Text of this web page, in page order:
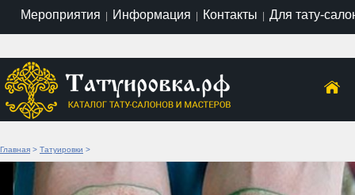
Мероприятия | Информация | Контакты | Для тату-
Главная > Татуировки >